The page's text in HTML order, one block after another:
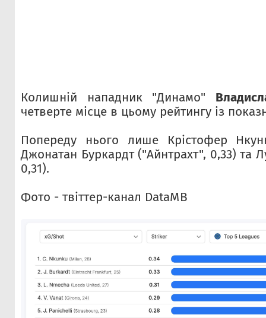
Колишній нападник "Динамо"
четверте місце в цьому рейтингу із
Попереду нього лише Крістофер
Джонатан Буркардт ("Айнтрахт", 0,33) та
0,31).
Фото - твіттер-канал DataMB